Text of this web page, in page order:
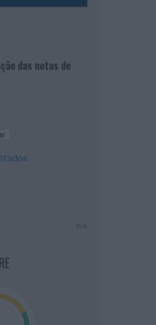
das notas de
PUB